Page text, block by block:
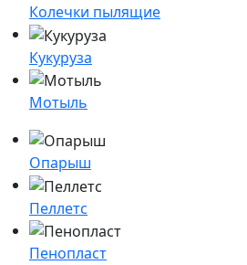
Колечки пылящие
Кукуруза
Мотыль
Опарыш
Пеллетс
Пенопласт